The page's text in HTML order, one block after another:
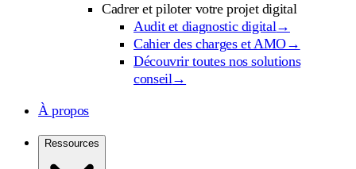
Cadrer et piloter votre projet digital
Audit et diagnostic digital→
Cahier des charges et AMO→
Découvrir toutes nos solutions
conseil→
À propos
Ressources